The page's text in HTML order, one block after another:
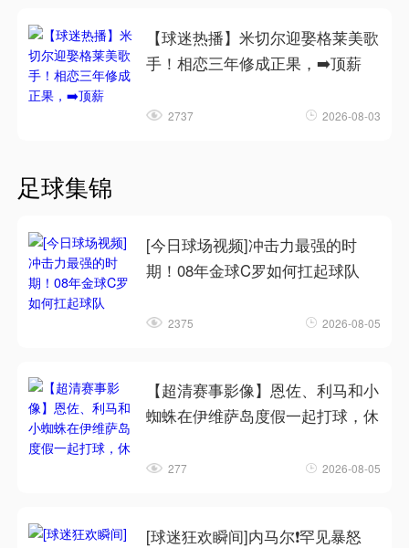
【球迷热播】米切尔迎娶格莱美歌
手！相恋三年修成正果，➡️顶薪
2737 2026-08-03
足球集锦
[今日球场视频]冲击力最强的时
期！08年金球C罗如何扛起球队
2375 2026-08-05
【超清赛事影像】恩佐、利马和小
蜘蛛在伊维萨岛度假一起打球，休
277 2026-08-05
[球迷狂欢瞬间]内马尔❗罕见暴怒